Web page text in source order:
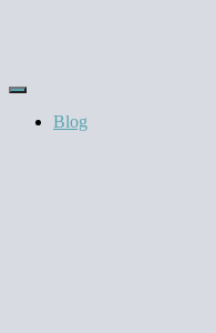
Skift
navigation
Blog